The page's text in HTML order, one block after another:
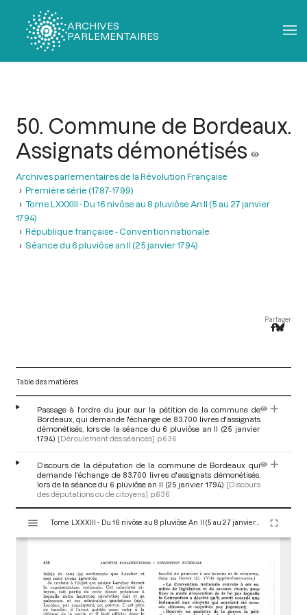
ARCHIVES
PARLEMENTAIRES
50. Commune de Bordeaux.
Assignats démonétisés
Archives parlementaires de la Révolution Française
Première série (1787-1799)
Tome LXXXIII - Du 16 nivôse au 8 pluviôse An II (5 au 27 janvier
1794)
République française - Convention nationale
Séance du 6 pluviôse an II (25 janvier 1794)
Partager
Table des matières
Passage à l'ordre du jour sur la pétition de la commune de
Bordeaux, qui demande l'échange de 83.700 livres d'assignats
démonétisés, lors de la séance du 6 pluviôse an II (25 janvier
1794) [Déroulement des séances] p.636
Discours de la députation de la commune de Bordeaux qui
demande l'échange de 83.700 livres d'assignats démonétisés,
lors de la séance du 6 pluviôse an II (25 janvier 1794) [Discours
des députations ou de citoyens] p.636
s